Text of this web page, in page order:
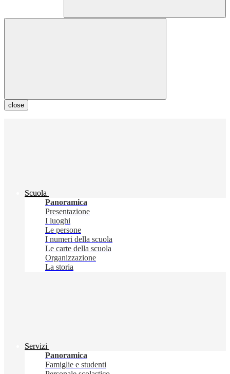
close
Scuola
Panoramica
Presentazione
I luoghi
Le persone
I numeri della scuola
Le carte della scuola
Organizzazione
La storia
Servizi
Panoramica
Famiglie e studenti